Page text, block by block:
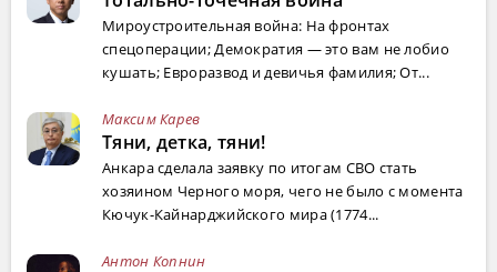
Мироустроительная война: На фронтах
спецоперации; Демократия — это вам не лобио
кушать; Евроразвод и девичья фамилия; От...
Максим Карев
Тяни, детка, тяни!
Анкара сделала заявку по итогам СВО стать
хозяином Черного моря, чего не было с момента
Кючук-Кайнарджийского мира (1774...
Антон Копнин